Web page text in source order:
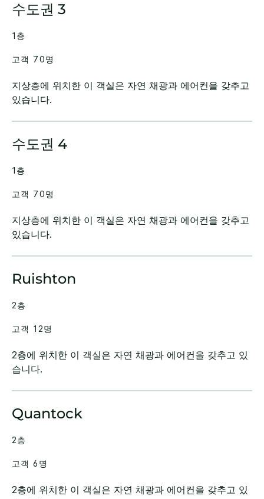
수도권 3
지상층에 위치한 이 객실은 자연 채광과 에어컨을 갖추고
있습니다.
1층
고객 70명
수도권 4
지상층에 위치한 이 객실은 자연 채광과 에어컨을 갖추고
있습니다.
1층
고객 70명
Ruishton
2층에 위치한 이 객실은 자연 채광과 에어컨을 갖추고 있
습니다.
2층
고객 12명
Quantock
2층에 위치한 이 객실은 자연 채광과 에어컨을 갖추고 있
2층
고객 6명